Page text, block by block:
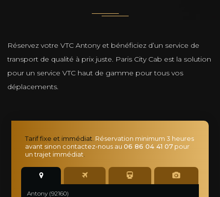
Réservez votre VTC Antony et bénéficiez d’un service de
transport de qualité à prix juste. Paris City Cab est la solution
pour un service VTC haut de gamme pour tous vos
déplacements.
Tarif fixe et immédiat. Réservation minimum 3 heures
avant sinon contactez-nous au06 86 04 41 07 pour
un trajet immédiat